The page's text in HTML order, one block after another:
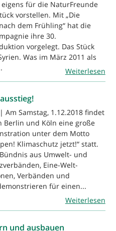
für die NaturFreunde
vorstellen. Mit „Die
dem Frühling“ hat die
ihre 30.
vorgelegt. Das Stück
Was im März 2011 als
Weiterlesen
Am Samstag, 1.12.2018 findet
Berlin und Köln eine große
unter dem Motto
Klimaschutz jetzt!“ statt.
aus Umwelt- und
Eine-Welt-
Verbänden und
für einen...
Weiterlesen
und ausbauen